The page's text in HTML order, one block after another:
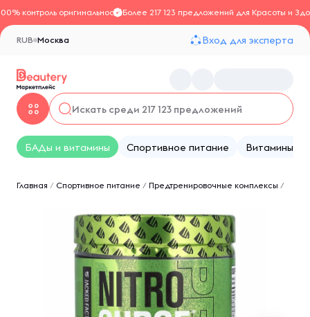
контроль оригинальностиБолее 217 123 предложений для Красоты и
Москва
RUB Вход для эксперта
БАДы и витамины Спортивное питание Витамины
Главная / Спортивное питание / Предтренировочные комплексы /